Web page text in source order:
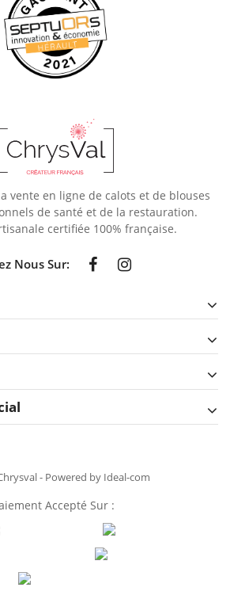
vente en ligne de calots et de blouses
de santé et de la restauration.
certifiée 100% française.
Nous Sur:
- Powered by Ideal-com
Accepté Sur :